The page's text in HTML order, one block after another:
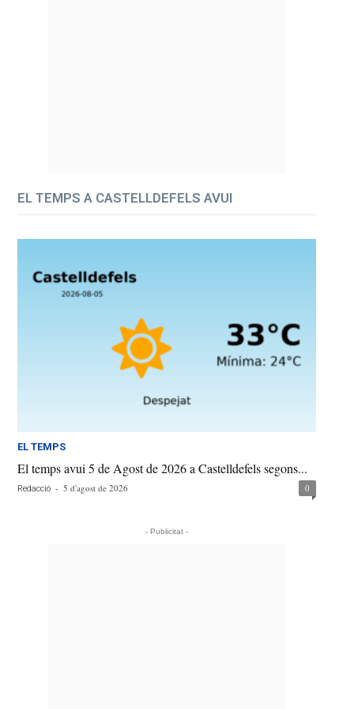
EL TEMPS A CASTELLDEFELS AVUI
EL TEMPS
El temps avui 5 de Agost de 2026 a Castelldefels segons...
Redacció - 5 d'agost de 2026 0
- Publicitat -